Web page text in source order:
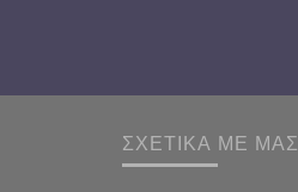
ΣΧΕΤΙΚΑ ΜΕ ΜΑΣ